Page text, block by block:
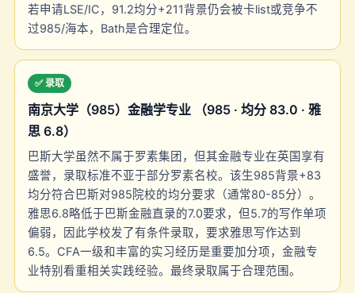
若申请LSE/IC，91.2均分+211背景仍会被卡list或竞争不
过985/海本，Bath是合理定位。
✅ 录取
南京大学（985）金融学专业 （985 · 均分 83.0 · 雅
思 6.8）
巴斯大学虽然不属于罗素集团，但其金融专业在英国享有
盛誉，录取标准不亚于部分罗素名校。该生985背景+83
均分符合巴斯对985院校的均分要求（通常80-85分）。
雅思6.8略低于巴斯金融直录的7.0要求，但5.7的写作单项
偏弱，因此学校发了有条件录取，要求雅思写作达到
6.5。CFA一级和丰富的实习经历是重要加分项，金融专
业特别看重相关实践经验。最终录取属于合理范围。